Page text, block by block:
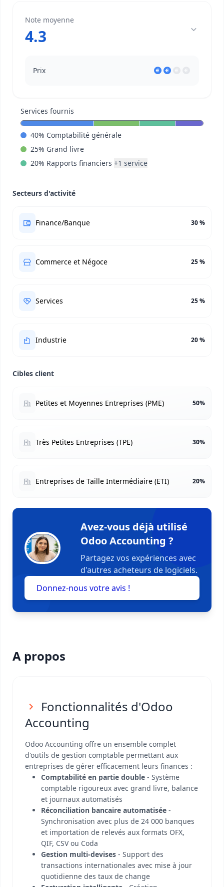
Note moyenne
4.3
Prix
Services fournis
40% Comptabilité générale
25% Grand livre
20% Rapports financiers +1 service
Secteurs d'activité
Finance/Banque 30 %
Commerce et Négoce 25 %
Services 25 %
Industrie 20 %
Cibles client
Petites et Moyennes Entreprises (PME) 50%
Très Petites Entreprises (TPE) 30%
Entreprises de Taille Intermédiaire (ETI) 20%
Avez-vous déjà utilisé
Odoo Accounting ?
Partagez vos expériences avec
d'autres acheteurs de logiciels.
Donnez-nous votre avis !
A propos
Fonctionnalités d'Odoo
Accounting
Odoo Accounting offre un ensemble complet
d'outils de gestion comptable permettant aux
entreprises de gérer efficacement leurs finances :
Comptabilité en partie double - Système
comptable rigoureux avec grand livre, balance
et journaux automatisés
Réconciliation bancaire automatisée -
Synchronisation avec plus de 24 000 banques
et importation de relevés aux formats OFX,
QIF, CSV ou Coda
Gestion multi-devises - Support des
transactions internationales avec mise à jour
quotidienne des taux de change